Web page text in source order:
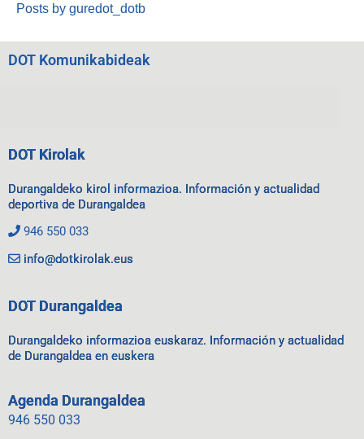
Posts by guredot_dotb
DOT Komunikabideak
DOT Kirolak
Durangaldeko kirol informazioa. Información y actualidad
deportiva de Durangaldea
946 550 033
info@dotkirolak.eus
DOT Durangaldea
Durangaldeko informazioa euskaraz. Información y actualidad
de Durangaldea en euskera
Agenda Durangaldea
946 550 033